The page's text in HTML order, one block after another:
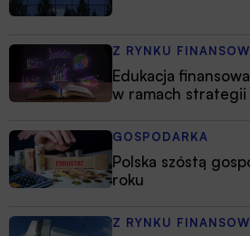
Z RYNKU
Edukacja
w ramach strategii
GOSPODARKA
Polska szóstą
roku
Z RYNKU